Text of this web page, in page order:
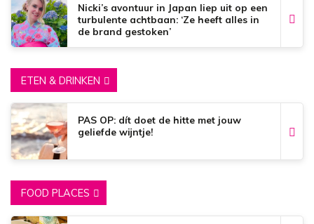
Nicki’s avontuur in Japan liep uit op een
turbulente achtbaan: ‘Ze heeft alles in
de brand gestoken’
ETEN & DRINKEN
PAS OP: dít doet de hitte met jouw
geliefde wijntje!
FOOD PLACES